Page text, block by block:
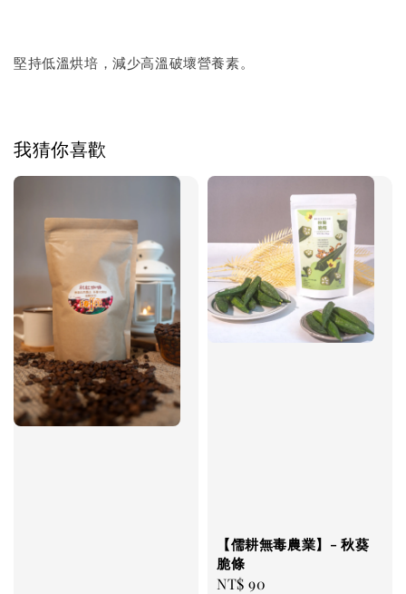
堅持低溫烘培，減少高溫破壞營養素。
我猜你喜歡
【儒耕無毒農業】- 秋葵
脆條
Regular
NT$ 90